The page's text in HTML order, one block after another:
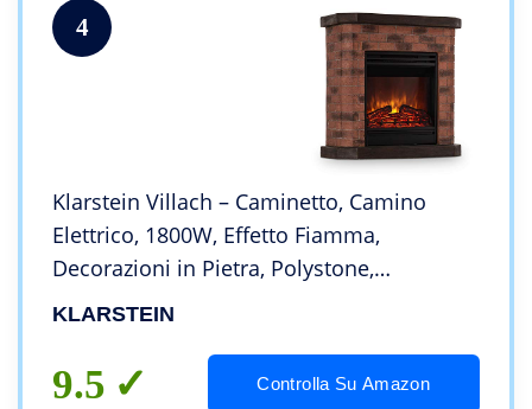
4
Klarstein Villach – Caminetto, Camino
Elettrico, 1800W, Effetto Fiamma,
Decorazioni in Pietra, Polystone,
Telecomando, Rosso/Marrone
KLARSTEIN
9.5 Controlla Su Amazon